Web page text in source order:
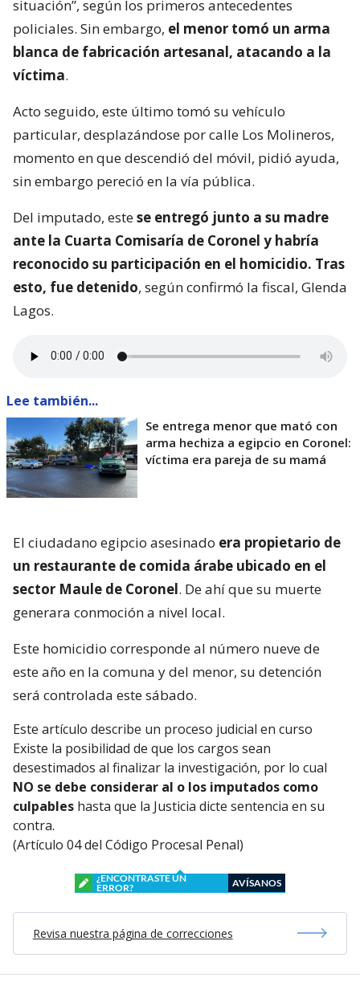
situación”, según los primeros antecedentes
policiales. Sin embargo, el menor tomó un arma
blanca de fabricación artesanal, atacando a la
víctima.
Acto seguido, este último tomó su vehículo
particular, desplazándose por calle Los Molineros,
momento en que descendió del móvil, pidió ayuda,
sin embargo pereció en la vía pública.
Del imputado, estese entregó junto a su madre
ante la Cuarta Comisaría de Coronel y habría
reconocido su participación en el homicidio. Tras
esto, fue detenido, según confirmó la fiscal, Glenda
Lagos.
Lee también...
Se entrega menor que mató con
arma hechiza a egipcio en Coronel:
víctima era pareja de su mamá
El ciudadano egipcio asesinado era propietario de
un restaurante de comida árabe ubicado en el
sector Maule de Coronel. De ahí que su muerte
generara conmoción a nivel local.
Este homicidio corresponde al número nueve de
este año en la comuna y del menor, su detención
será controlada este sábado.
Este artículo describe un proceso judicial en curso
Existe la posibilidad de que los cargos sean
desestimados al finalizar la investigación, por lo cual
NO se debe considerar al o los imputados como
culpables hasta que la Justicia dicte sentencia en su
contra.
(Artículo 04 del Código Procesal Penal)
¿ENCONTRASTE UN
ERROR?
AVÍSANOS
Revisa nuestra página de correcciones